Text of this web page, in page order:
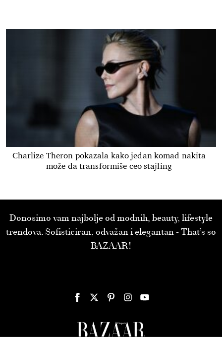
Charlize Theron pokazala kako jedan komad nakita
može da transformiše ceo stajling
Donosimo vam najbolje od modnih, beauty, lifestyle
trendova. Sofisticiran, odvažan i elegantan - That’s so
BAZAAR!